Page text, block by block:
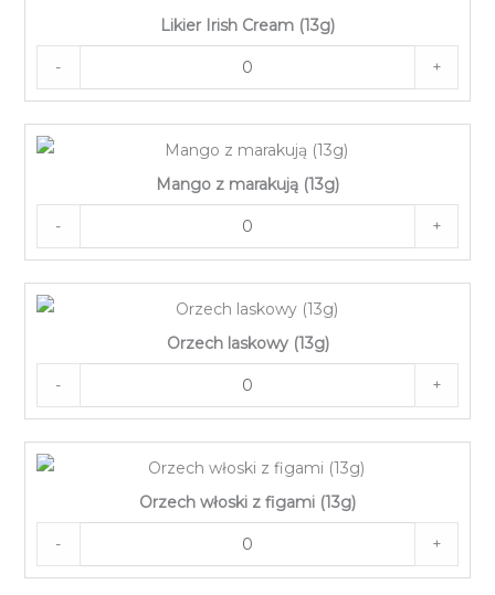
Likier Irish Cream (13g)
- +
Mango z marakują (13g)
- +
Orzech laskowy (13g)
- +
Orzech włoski z figami (13g)
- +